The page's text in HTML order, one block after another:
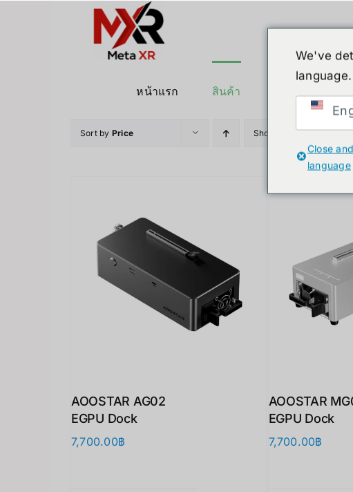
หน้าแรก
สินค้า
Sort by Price Show 12 Products
AOOSTAR AG02
EGPU Dock
7,700.00฿
AOOSTAR
EGPU Dock
7,700.00฿
We've
Close
language